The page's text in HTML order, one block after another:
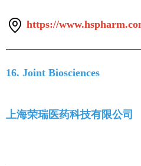
https://
16. Joint Biosciences
上海荣瑞医药科技有限公司